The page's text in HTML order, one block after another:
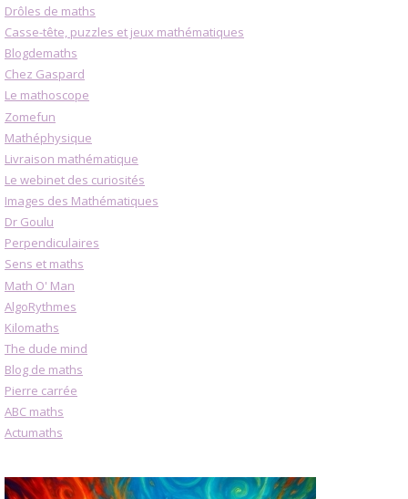
Drôles de maths
Casse-tête, puzzles et jeux mathématiques
Blogdemaths
Chez Gaspard
Le mathoscope
Zomefun
Mathéphysique
Livraison mathématique
Le webinet des curiosités
Images des Mathématiques
Dr Goulu
Perpendiculaires
Sens et maths
Math O' Man
AlgoRythmes
Kilomaths
The dude mind
Blog de maths
Pierre carrée
ABC maths
Actumaths